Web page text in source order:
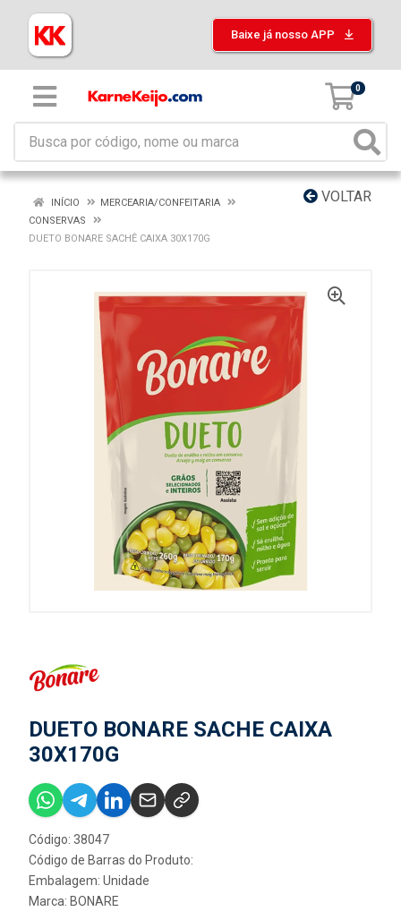
Baixe já nosso APP
0
VOLTAR
INÍCIO
MERCEARIA/CONFEITARIA
CONSERVAS
DUETO BONARE SACHÊ CAIXA 30X170G
DUETO BONARE SACHE CAIXA
30X170G
Código: 38047
Código de Barras do Produto:
Embalagem: Unidade
Marca: BONARE